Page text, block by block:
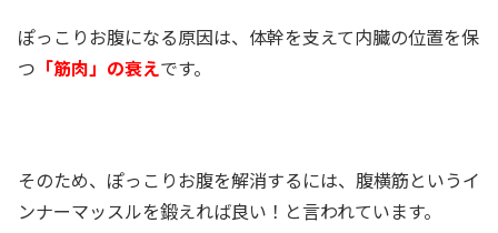
ぽっこりお腹になる原因は、体幹を支えて内臓の位置を保
つ 「筋肉」の衰えです。
そのため、ぽっこりお腹を解消するには、腹横筋というイ
ンナーマッスルを鍛えれば良い！と言われています。